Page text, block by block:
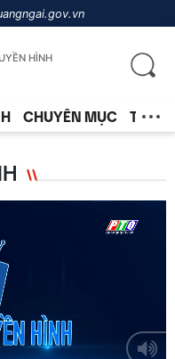
HÌNH
CHUYÊN MỤC TIN